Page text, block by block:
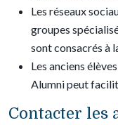
Les réseaux
groupes
sont consacrés à
Les anciens
Alumni peut
Contacter les